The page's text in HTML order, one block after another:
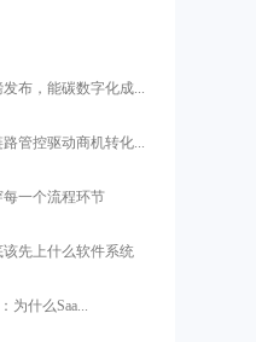
布，能碳数字化成...
管控驱动商机转化...
一个流程环节
先上什么软件系统
为什么Saa...